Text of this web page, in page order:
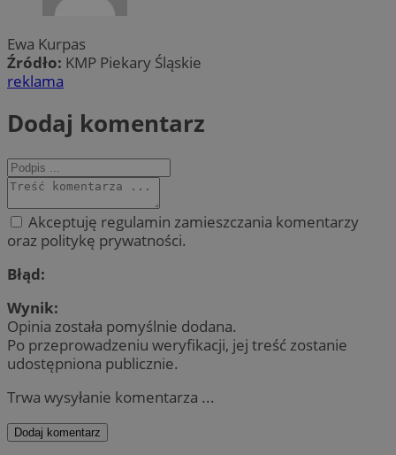
Ewa Kurpas
Źródło: KMP Piekary Śląskie
reklama
Dodaj komentarz
Akceptuję regulamin zamieszczania komentarzy
oraz politykę prywatności.
Błąd:
Wynik:
Opinia została pomyślnie dodana.
Po przeprowadzeniu weryfikacji, jej treść zostanie
udostępniona publicznie.
Trwa wysyłanie komentarza ...
Dodaj komentarz